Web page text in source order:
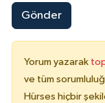
Gönder
Yorum yazarak
ve tüm
Hürses hiçbir